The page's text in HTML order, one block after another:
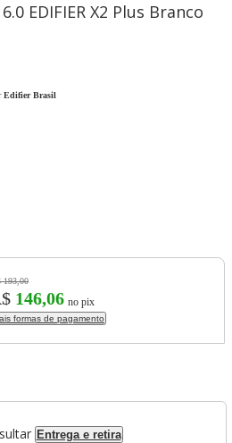
EDIFIER X2 Plus Branco
Edifier Brasil
193,00
146,06 no pix
formas de pagamento
Entrega e retira